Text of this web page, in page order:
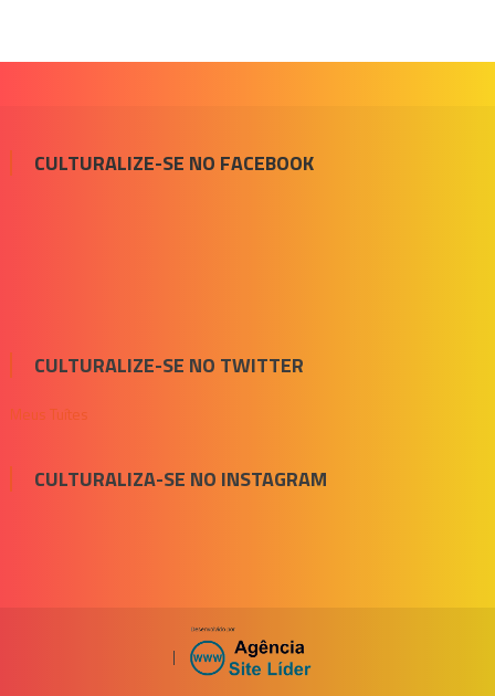
CULTURALIZE-SE NO FACEBOOK
CULTURALIZE-SE NO TWITTER
Meus Tuítes
CULTURALIZA-SE NO INSTAGRAM
|